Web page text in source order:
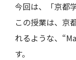
今回は、「京都
この授業は、京
れるような、
す。